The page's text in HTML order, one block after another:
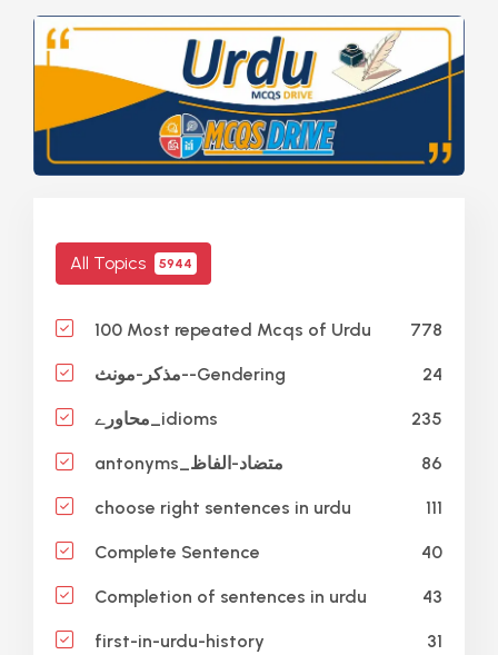
All Topics 5944
100 Most repeated Mcqs of Urdu 778
مذکر-مونث--Gendering 24
محاورے_idioms 235
antonyms_متضاد-الفاظ 86
choose right sentences in urdu 111
Complete Sentence 40
Completion of sentences in urdu 43
first-in-urdu-history 31